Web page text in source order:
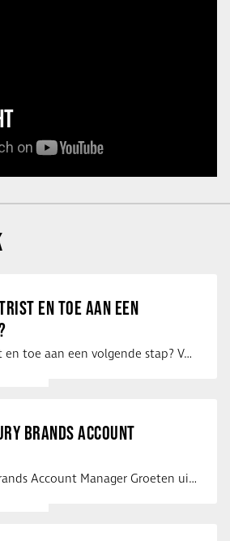
EN TOE AAN EEN
Ben jij optometrist en toe aan een volgende stap? Voor een optiekketen is Eye …
BRANDS ACCOUNT
Vacature Luxury Brands Account Manager Groeten uit Spanje! Vanaf mijn …